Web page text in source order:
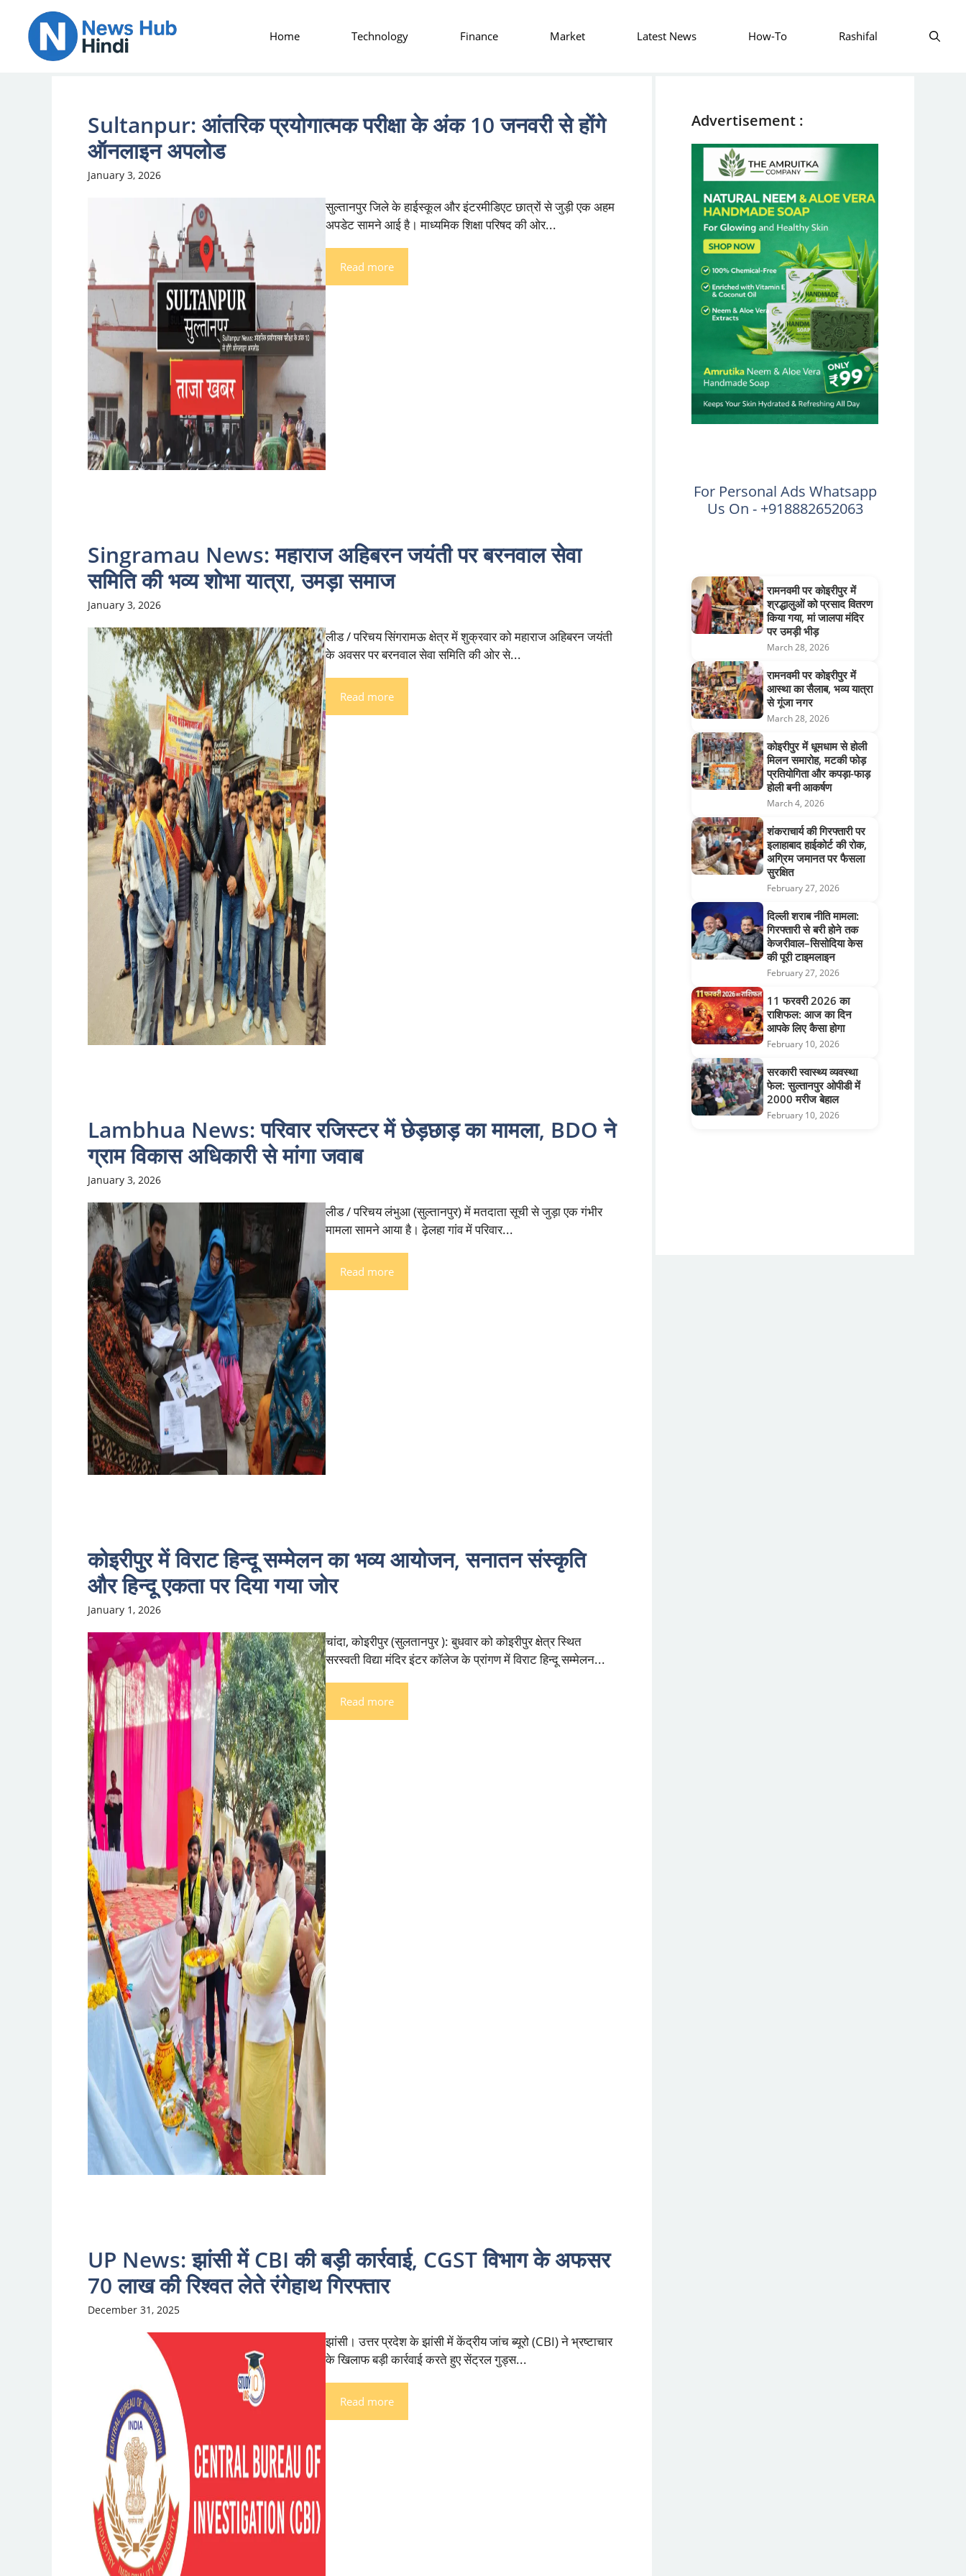
content
Home Technology Finance Market Latest News How-To Rashifal
Sultanpur: आंतरिक प्रयोगात्मक परीक्षा के अंक 10 जनवरी से होंगे
ऑनलाइन अपलोड
January 3, 2026
सुल्तानपुर जिले के हाईस्कूल और इंटरमीडिएट छात्रों से जुड़ी एक अहम
अपडेट सामने आई है। माध्यमिक शिक्षा परिषद की ओर...
Read more
Singramau News: महाराज अहिबरन जयंती पर बरनवाल सेवा
समिति की भव्य शोभा यात्रा, उमड़ा समाज
January 3, 2026
लीड / परिचय सिंगरामऊ क्षेत्र में शुक्रवार को महाराज अहिबरन जयंती
के अवसर पर बरनवाल सेवा समिति की ओर से...
Read more
Lambhua News: परिवार रजिस्टर में छेड़छाड़ का मामला, BDO ने
ग्राम विकास अधिकारी से मांगा जवाब
January 3, 2026
लीड / परिचय लंभुआ (सुल्तानपुर) में मतदाता सूची से जुड़ा एक गंभीर
मामला सामने आया है। ढ़ेलहा गांव में परिवार...
Read more
कोइरीपुर में विराट हिन्दू सम्मेलन का भव्य आयोजन, सनातन संस्कृति
और हिन्दू एकता पर दिया गया जोर
January 1, 2026
चांदा, कोइरीपुर (सुलतानपुर ): बुधवार को कोइरीपुर क्षेत्र स्थित
सरस्वती विद्या मंदिर इंटर कॉलेज के प्रांगण में विराट हिन्दू सम्मेलन...
Read more
UP News: झांसी में CBI की बड़ी कार्रवाई, CGST विभाग के अफसर
70 लाख की रिश्वत लेते रंगेहाथ गिरफ्तार
December 31, 2025
झांसी। उत्तर प्रदेश के झांसी में केंद्रीय जांच ब्यूरो (CBI) ने भ्रष्टाचार
के खिलाफ बड़ी कार्रवाई करते हुए सेंट्रल गुड्स...
Read more
Advertisement :
For Personal Ads Whatsapp
Us On - +918882652063
रामनवमी पर कोइरीपुर में
श्रद्धालुओं को प्रसाद वितरण
किया गया, मां जालपा मंदिर
पर उमड़ी भीड़
March 28, 2026
रामनवमी पर कोइरीपुर में
आस्था का सैलाब, भव्य यात्रा
से गूंजा नगर
March 28, 2026
कोइरीपुर में धूमधाम से होली
मिलन समारोह, मटकी फोड़
प्रतियोगिता और कपड़ा-फाड़
होली बनी आकर्षण
March 4, 2026
शंकराचार्य की गिरफ्तारी पर
इलाहाबाद हाईकोर्ट की रोक,
अग्रिम जमानत पर फैसला
सुरक्षित
February 27, 2026
दिल्ली शराब नीति मामला:
गिरफ्तारी से बरी होने तक
केजरीवाल–सिसोदिया केस
की पूरी टाइमलाइन
February 27, 2026
11 फरवरी 2026 का
राशिफल: आज का दिन
आपके लिए कैसा होगा
February 10, 2026
सरकारी स्वास्थ्य व्यवस्था
फेल: सुल्तानपुर ओपीडी में
2000 मरीज बेहाल
February 10, 2026